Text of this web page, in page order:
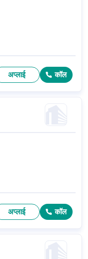
अप्लाई कॉल
अप्लाई कॉल